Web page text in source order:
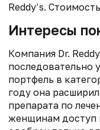
Reddy’s.
Интересы
Компания Dr.
последовательно
портфель в
году она
препарата по
женщинам доступ